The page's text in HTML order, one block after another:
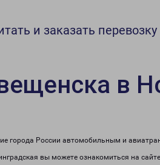
и заказать перевозку
в
города России автомобильным и
вы можете ознакомиться на